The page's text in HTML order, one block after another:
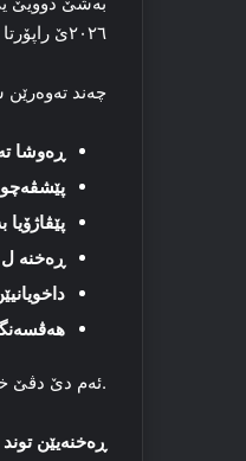
٢٠٢٦ێ راپۆرتا تایبەت یا مەحموود ئۆرال هاتیە بەلاڤ کرن.
چەند
ڕەوشا
ڕەخنە ل
.ئەم دێ دڤێ
ڕەخنەیێن